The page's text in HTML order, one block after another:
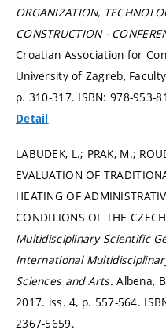
ORGANIZATION,
CONSTRUCTION -
Croatian Association for
University of Zagreb,
p. 310-317. ISBN: 978-953-
Detail
LABUDEK, L.; PRAK, M.;
EVALUATION OF
HEATING OF
CONDITIONS OF THE
Multidisciplinary Scientific
International
Sciences and Arts.Albena,
2017. iss. 4, p. 557-564.
2367-5659.